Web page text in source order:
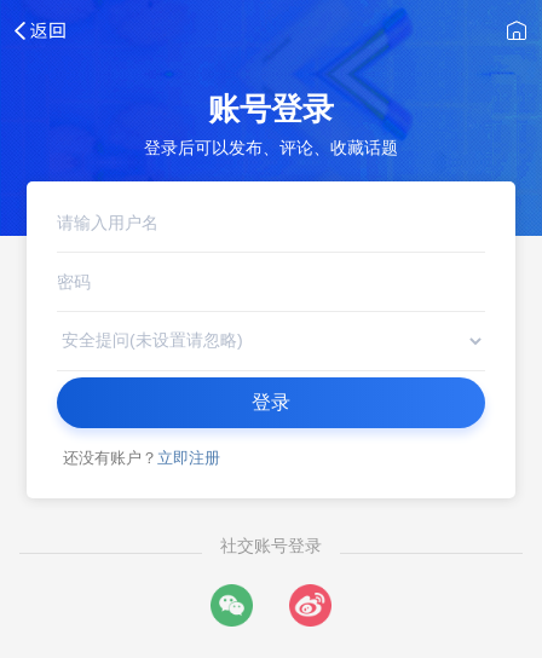
账号登录
登录后可以发布、评论、收藏话题
登录
还没有账户？ 立即注册
社交账号登录